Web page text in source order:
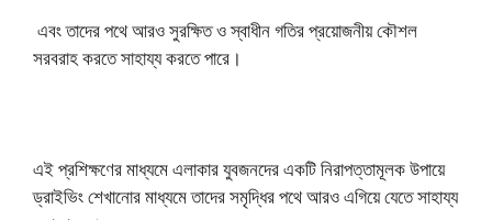
এবং তাদের পথে আরও সুরক্ষিত ও স্বাধীন গতির প্রয়োজনীয় কৌশল
সরবরাহ করতে সাহায্য করতে পারে।
এই প্রশিক্ষণের মাধ্যমে এলাকার যুবজনদের একটি নিরাপত্তামূলক উপায়ে
ড্রাইভিং শেখানোর মাধ্যমে তাদের সমৃদ্ধির পথে আরও এগিয়ে যেতে সাহায্য